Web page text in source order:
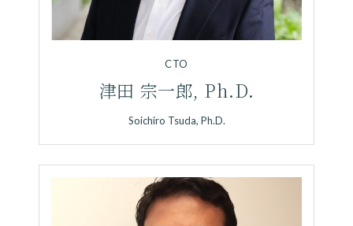
CTO
津田 宗一郎, Ph.D.
Soichiro Tsuda, Ph.D.